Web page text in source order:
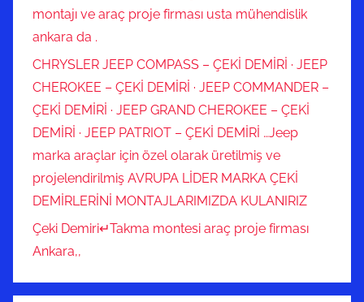
montajı ve araç proje firması usta mühendislik
ankara da .
CHRYSLER JEEP COMPASS – ÇEKİ DEMİRİ · JEEP
CHEROKEE – ÇEKİ DEMİRİ · JEEP COMMANDER –
ÇEKİ DEMİRİ · JEEP GRAND CHEROKEE – ÇEKİ
DEMİRİ · JEEP PATRIOT – ÇEKİ DEMİRİ …Jeep
marka araçlar için özel olarak üretilmiş ve
projelendirilmiş AVRUPA LİDER MARKA ÇEKİ
DEMİRLERİNİ MONTAJLARIMIZDA KULANIRIZ
Çeki Demiri↵Takma montesi araç proje firması
Ankara,,